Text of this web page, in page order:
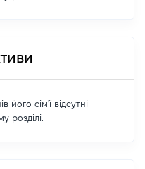
його сім'ї відсутні
розділі.